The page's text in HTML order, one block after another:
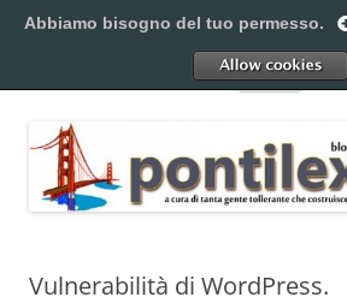
al
Pontilex
Menu
Vulnerabilità di WordPress.
Abbiamo bisogno del tuo permesso.